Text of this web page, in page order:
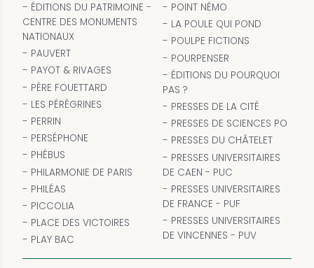
ÉDITIONS DU PATRIMOINE -
CENTRE DES MONUMENTS
NATIONAUX
PAUVERT
PAYOT & RIVAGES
PÈRE FOUETTARD
LES PÉRÉGRINES
PERRIN
PERSÉPHONE
PHÉBUS
PHILARMONIE DE PARIS
PHILÉAS
PICCOLIA
PLACE DES VICTOIRES
PLAY BAC
POINT NÉMO
LA POULE QUI POND
POULPE FICTIONS
POURPENSER
ÉDITIONS DU POURQUOI
PAS ?
PRESSES DE LA CITÉ
PRESSES DE SCIENCES PO
PRESSES DU CHÂTELET
PRESSES UNIVERSITAIRES
DE CAEN - PUC
PRESSES UNIVERSITAIRES
DE FRANCE - PUF
PRESSES UNIVERSITAIRES
DE VINCENNES - PUV